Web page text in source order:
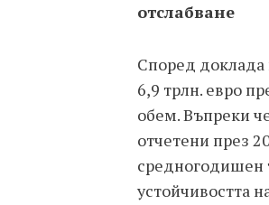
отслабване
Според доклада
6,9 трлн. евро
обем. Въпреки
отчетени през
средногодишен
устойчивостта